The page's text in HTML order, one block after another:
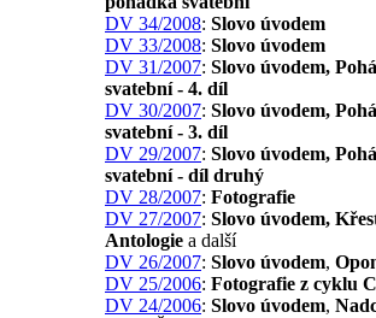
DV 34/2008: Slovo úvodem
DV 33/2008: Slovo úvodem
DV 31/2007: Slovo úvodem,
svatební - 4. díl
DV 30/2007: Slovo úvodem,
svatební - 3. díl
DV 29/2007: Slovo úvodem,
svatební - díl druhý
DV 28/2007: Fotografie
DV 27/2007: Slovo úvodem,
Antologie a další
DV 26/2007: Slovo úvodem,
DV 25/2006: Fotografie z cyklu
DV 24/2006: Slovo úvodem,